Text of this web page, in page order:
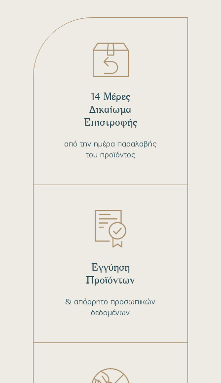
από την ημέρα παραλαβής
του προϊόντος
14 Μέρες
Δικαίωμα
Επιστροφής
& απόρρητο προσωπικών
δεδομένων
Εγγύηση
Προϊόντων